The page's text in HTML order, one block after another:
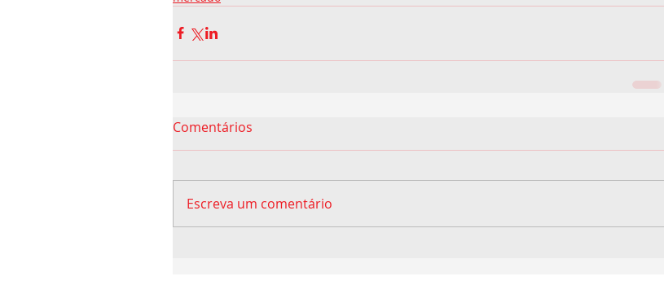
Comentários
Escreva um comentário